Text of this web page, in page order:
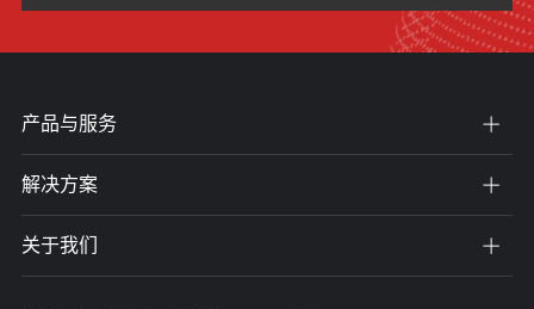
产品与服务
解决方案
关于我们